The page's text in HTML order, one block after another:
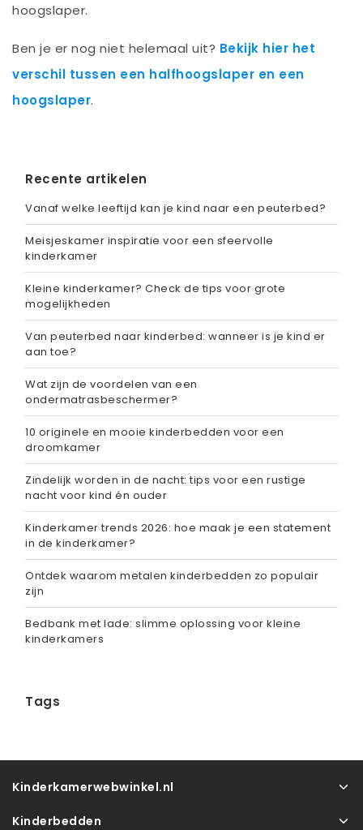
hoogslaper.
Ben je er nog niet helemaal uit? Bekijk hier het
verschil tussen een halfhoogslaper en een
hoogslaper.
Recente artikelen
Vanaf welke leeftijd kan je kind naar een peuterbed?
Meisjeskamer inspiratie voor een sfeervolle
kinderkamer
Kleine kinderkamer? Check de tips voor grote
mogelijkheden
Van peuterbed naar kinderbed: wanneer is je kind er
aan toe?
Wat zijn de voordelen van een
ondermatrasbeschermer?
10 originele en mooie kinderbedden voor een
droomkamer
Zindelijk worden in de nacht: tips voor een rustige
nacht voor kind én ouder
Kinderkamer trends 2026: hoe maak je een statement
in de kinderkamer?
Ontdek waarom metalen kinderbedden zo populair
zijn
Bedbank met lade: slimme oplossing voor kleine
kinderkamers
Tags
Kinderkamerwebwinkel.nl
Kinderbedden